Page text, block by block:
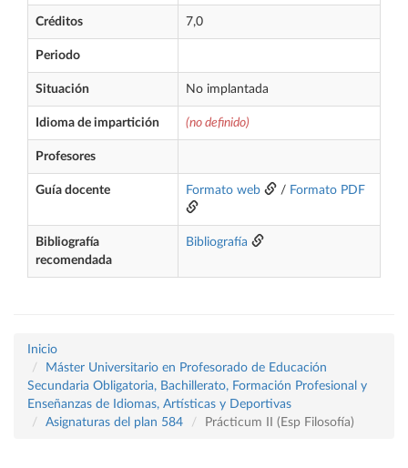
Créditos 7,0
Periodo
Situación No implantada
Idioma de impartición (no definido)
Profesores
Guía docente Formato web / Formato PDF
Bibliografía
recomendada
Bibliografía
Inicio
Máster Universitario en Profesorado de Educación
Secundaria Obligatoria, Bachillerato, Formación Profesional y
Enseñanzas de Idiomas, Artísticas y Deportivas
Asignaturas del plan 584
Prácticum II (Esp Filosofía)